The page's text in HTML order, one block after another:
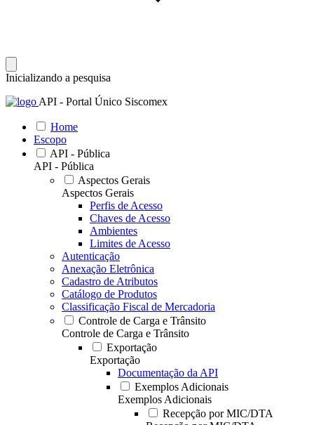
Inicializando a pesquisa
API - Portal Único Siscomex
Home
Escopo
API - Pública
API - Pública
Aspectos Gerais
Aspectos Gerais
Perfis de Acesso
Chaves de Acesso
Ambientes
Limites de Acesso
Autenticação
Anexação Eletrônica
Cadastro de Atributos
Catálogo de Produtos
Classificação Fiscal de Mercadoria
Controle de Carga e Trânsito
Controle de Carga e Trânsito
Exportação
Exportação
Documentação da API
Exemplos Adicionais
Exemplos Adicionais
Recepção por MIC/DTA